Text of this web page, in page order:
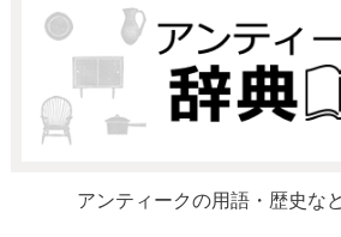
アンティークの用語・歴史な